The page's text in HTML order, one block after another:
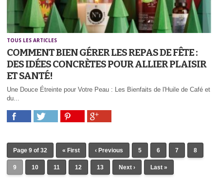
TOUS LES ARTICLES
COMMENT BIEN GÉRER LES REPAS DE FÊTE :
DES IDÉES CONCRÈTES POUR ALLIER PLAISIR
ET SANTÉ!
Une Douce Étreinte pour Votre Peau : Les Bienfaits de l'Huile de Café et
du...
Page 9 of 32 « First ‹ Previous 5 6 7 8
9 10 11 12 13 Next › Last »